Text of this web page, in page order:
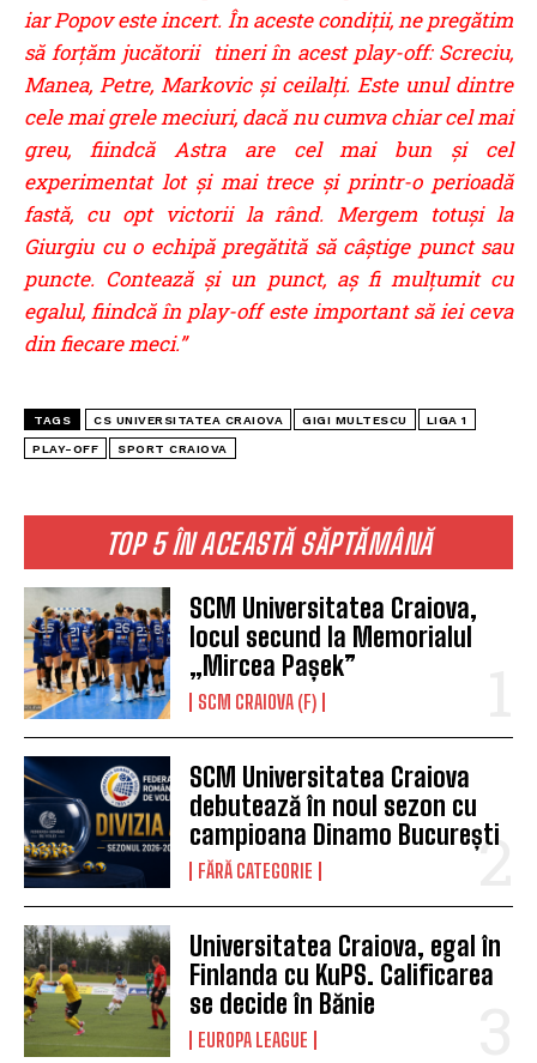
TOP 5 ÎN ACEASTĂ SĂPTĂMÂNĂ
SCM Universitatea Craiova,
locul secund la Memorialul
„Mircea Pașek”
SCM CRAIOVA (F)
SCM Universitatea Craiova
debutează în noul sezon cu
campioana Dinamo București
FĂRĂ CATEGORIE
Universitatea Craiova, egal în
Finlanda cu KuPS. Calificarea
se decide în Bănie
EUROPA LEAGUE
iar Popov este incert. În aceste condiţii, ne pregătim
să forţăm jucătorii tineri în acest play-off: Screciu,
Manea, Petre, Markovic şi ceilalţi. Este unul dintre
cele mai grele meciuri, dacă nu cumva chiar cel mai
greu, fiindcă Astra are cel mai bun şi cel
experimentat lot şi mai trece şi printr-o perioadă
fastă, cu opt victorii la rând. Mergem totuşi la
Giurgiu cu o echipă pregătită să câştige punct sau
puncte. Contează şi un punct, aş fi mulţumit cu
egalul, fiindcă în play-off este important să iei ceva
din fiecare meci.”
TAGS CS UNIVERSITATEA CRAIOVA GIGI MULTESCU LIGA 1
PLAY-OFF SPORT CRAIOVA